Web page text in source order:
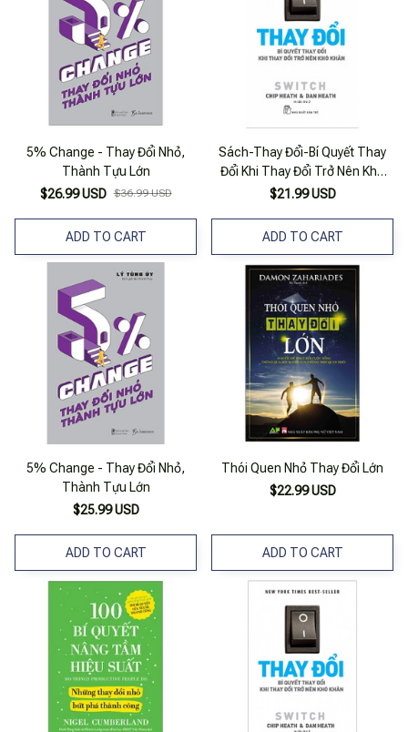
5% Change - Thay Đổi Nhỏ,
Thành Tựu Lớn
$26.99 USD $36.99 USD
ADD TO CART
Sách-Thay Đổi-Bí Quyết Thay
Đổi Khi Thay Đổi Trở Nên Khó
Khăn
$21.99 USD
ADD TO CART
5% Change - Thay Đổi Nhỏ,
Thành Tựu Lớn
$25.99 USD
ADD TO CART
Thói Quen Nhỏ Thay Đổi Lớn
$22.99 USD
ADD TO CART